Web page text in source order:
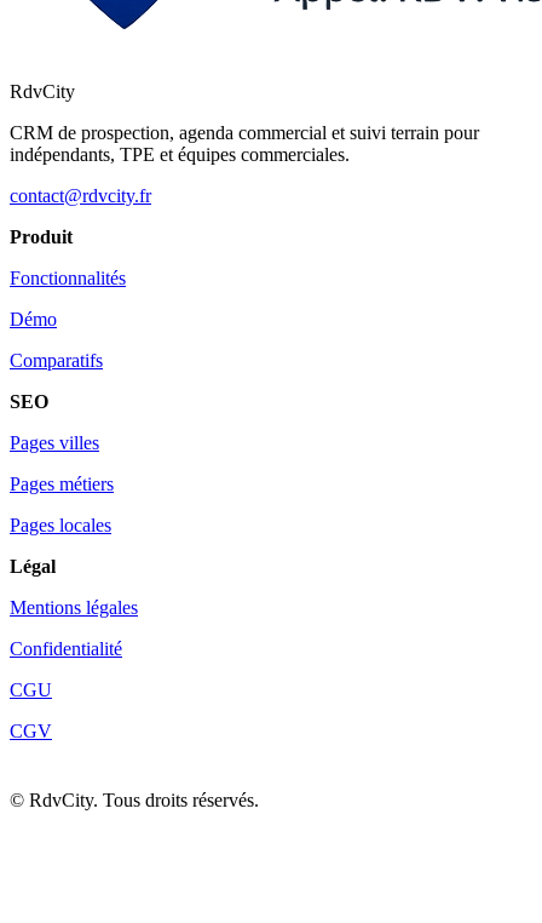
RdvCity
CRM de prospection, agenda commercial et suivi terrain pour
indépendants, TPE et équipes commerciales.
contact@rdvcity.fr
Produit
Fonctionnalités
Démo
Comparatifs
SEO
Pages villes
Pages métiers
Pages locales
Légal
Mentions légales
Confidentialité
CGU
CGV
© RdvCity. Tous droits réservés.